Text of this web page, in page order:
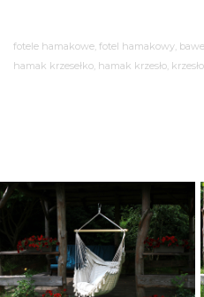
fotele hamakowe, fotel hamakowy,
hamak krzesełko, hamak krzesło,